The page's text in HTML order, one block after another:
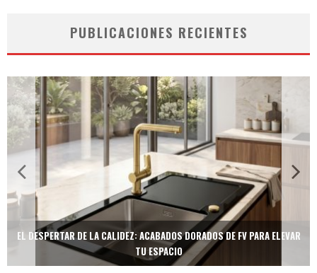
PUBLICACIONES RECIENTES
TECNOLOGÍA Y BIENESTAR DE VANGUARDIA: EL INODORO
NEOTECH DE FV.